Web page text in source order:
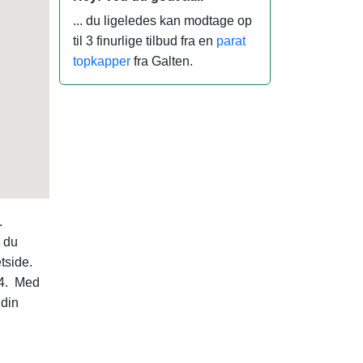
du
Med
... du ligeledes kan modtage op
til 3 finurlige tilbud fra en parat
topkapper fra Galten.